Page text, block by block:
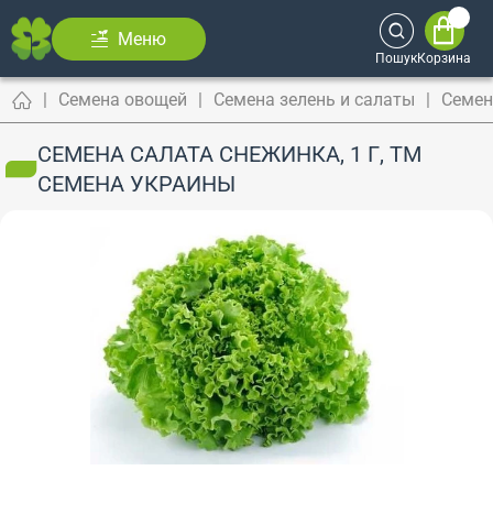
Меню
ПошукКорзина
Семена овощей Семена зелень и салаты
СЕМЕНА САЛАТА СНЕЖИНКА, 1 Г, ТМ
СЕМЕНА УКРАИНЫ